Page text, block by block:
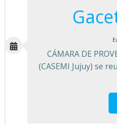
CÁMARA DE
(CASEMI Jujuy) se